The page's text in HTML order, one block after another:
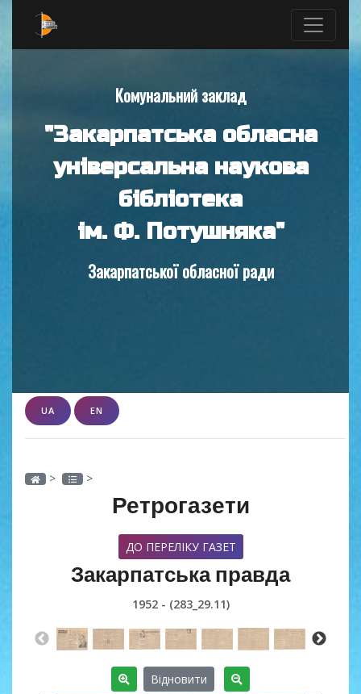
Комунальний заклад
"Закарпатська обласна
універсальна наукова
бібліотека
ім. Ф. Потушняка"
Закарпатської обласної ради
UA EN
> >
Ретрогазети
ДО ПЕРЕЛІКУ ГАЗЕТ
Закарпатська правда
1952 - (283_29.11)
Відновити